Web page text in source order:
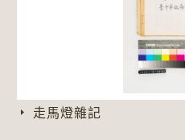
走馬燈雜記